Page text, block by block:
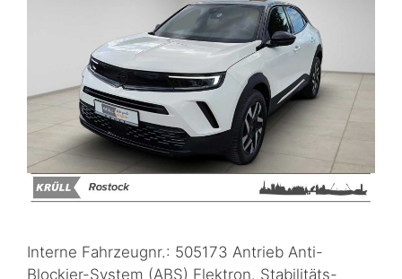
Interne Fahrzeugnr.: 505173 Antrieb Anti-
Blockier-System (ABS) Elektron. Stabilitäts-